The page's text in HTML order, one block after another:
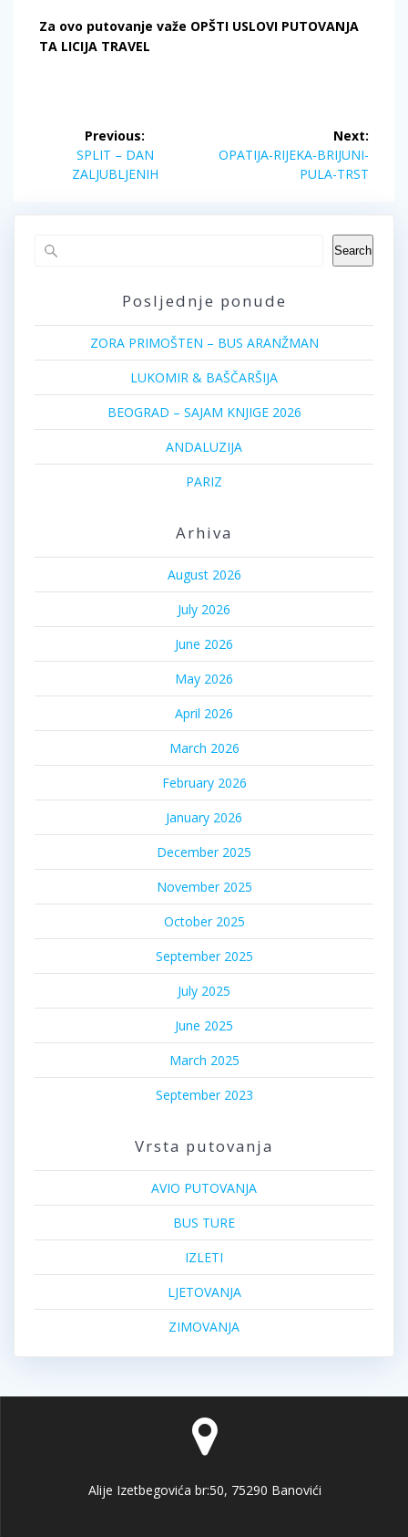
Za ovo putovanje važe OPŠTI USLOVI PUTOVANJA
TA LICIJA TRAVEL
navigation
Previous:
Previous
post:
SPLIT – DAN
ZALJUBLJENIH
Next:
Next
OPATIJA-RIJEKA-BRIJUNI-
PULA-TRST
Search
Posljednje ponude
ZORA PRIMOŠTEN – BUS ARANŽMAN
LUKOMIR & BAŠČARŠIJA
BEOGRAD – SAJAM KNJIGE 2026
ANDALUZIJA
PARIZ
Arhiva
August 2026
July 2026
June 2026
May 2026
April 2026
March 2026
February 2026
January 2026
December 2025
November 2025
October 2025
September 2025
July 2025
June 2025
March 2025
September 2023
Vrsta putovanja
AVIO PUTOVANJA
BUS TURE
IZLETI
LJETOVANJA
ZIMOVANJA
Alije Izetbegovića br:50, 75290 Banovići